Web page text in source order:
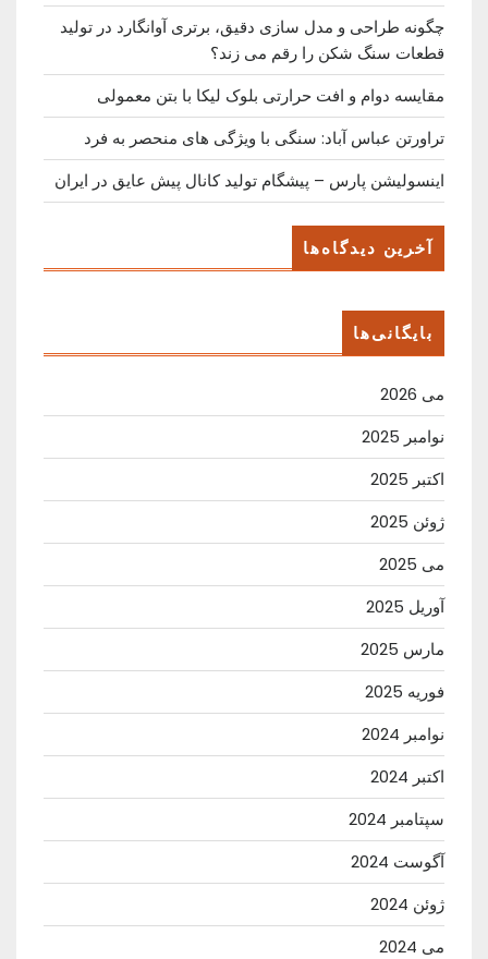
چگونه طراحی و مدل سازی دقیق، برتری آوانگارد در تولید
قطعات سنگ شکن را رقم می زند؟
مقایسه دوام و افت حرارتی بلوک لیکا با بتن معمولی
تراورتن عباس آباد: سنگی با ویژگی های منحصر به فرد
اینسولیشن پارس – پیشگام تولید کانال پیش عایق در ایران
آخرین دیدگاه‌ها
بایگانی‌ها
می 2026
نوامبر 2025
اکتبر 2025
ژوئن 2025
می 2025
آوریل 2025
مارس 2025
فوریه 2025
نوامبر 2024
اکتبر 2024
سپتامبر 2024
آگوست 2024
ژوئن 2024
می 2024